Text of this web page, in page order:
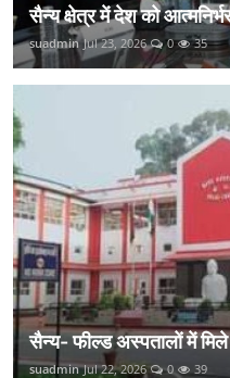
सैन्य क्षेत्र में देश को
suadmin Jul 23, 2026 0 35
सैन्य- फील्ड अस्पतालों में
suadmin Jul 22, 2026 0 39